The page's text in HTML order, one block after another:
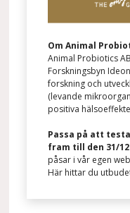
Om Animal
Animal Probiotics
Forskningsbyn
forskning och
(levande
positiva
Passa på att
fram till den 31/
påsar i vår egen
Här hittar du